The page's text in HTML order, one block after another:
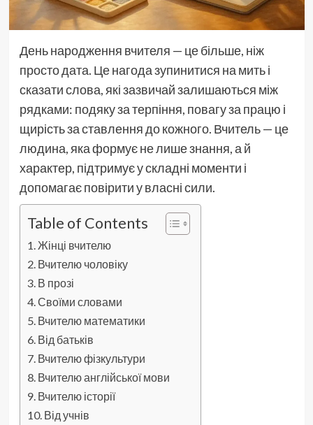
День народження вчителя — це більше, ніж
просто дата. Це нагода зупинитися на мить і
сказати слова, які зазвичай залишаються між
рядками: подяку за терпіння, повагу за працю і
щирість за ставлення до кожного. Вчитель — це
людина, яка формує не лише знання, а й
характер, підтримує у складні моменти і
допомагає повірити у власні сили.
Table of Contents
Жінці вчителю
Вчителю чоловіку
В прозі
Своїми словами
Вчителю математики
Від батьків
Вчителю фізкультури
Вчителю англійської мови
Вчителю історії
Від учнів